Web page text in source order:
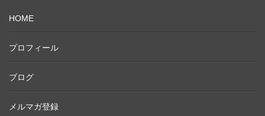
HOME
プロフィール
ブログ
メルマガ登録